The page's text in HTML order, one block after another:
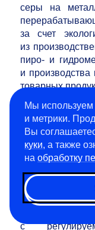
серы на
за счет
из
пиро- и
и
товарных
товарных
чистоты.
Технологии
изготовления
поколения,
изопористых
с
Мы
и метрики.
Вы
куки, а также
на обработку